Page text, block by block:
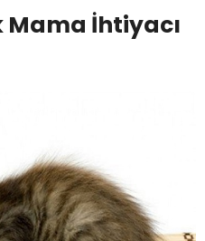
Mama İhtiyacı